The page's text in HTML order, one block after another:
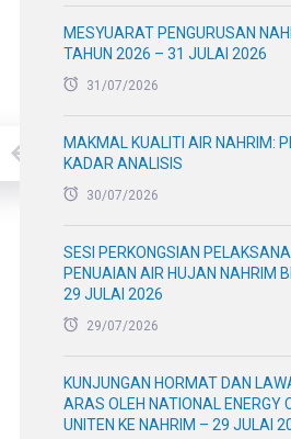
MESYUARAT PENGURUSAN
TAHUN 2026 – 31 JULAI 2026
31/07/2026
MAKMAL KUALITI AIR NAHRIM:
KADAR ANALISIS
30/07/2026
SESI PERKONGSIAN
PENUAIAN AIR HUJAN NAHRIM
29 JULAI 2026
29/07/2026
KUNJUNGAN HORMAT DAN
ARAS OLEH NATIONAL ENERGY
UNITEN KE NAHRIM – 29 JULAI